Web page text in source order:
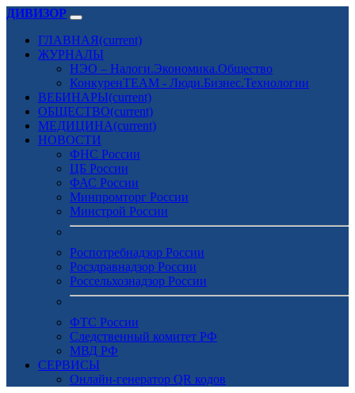
ДИВИЗОР
ГЛАВНАЯ(current)
ЖУРНАЛЫ
НЭО – Налоги.Экономика.Общество
КонкуренTEAM - Люди.Бизнес.Технологии
ВЕБИНАРЫ(current)
ОБЩЕСТВО(current)
МЕДИЦИНА(current)
НОВОСТИ
ФНС России
ЦБ России
ФАС России
Минпромторг России
Минстрой России
Роспотребнадзор России
Росздравнадзор России
Россельхознадзор России
ФТС России
Следственный комитет РФ
МВД РФ
СЕРВИСЫ
Онлайн-генератор QR кодов